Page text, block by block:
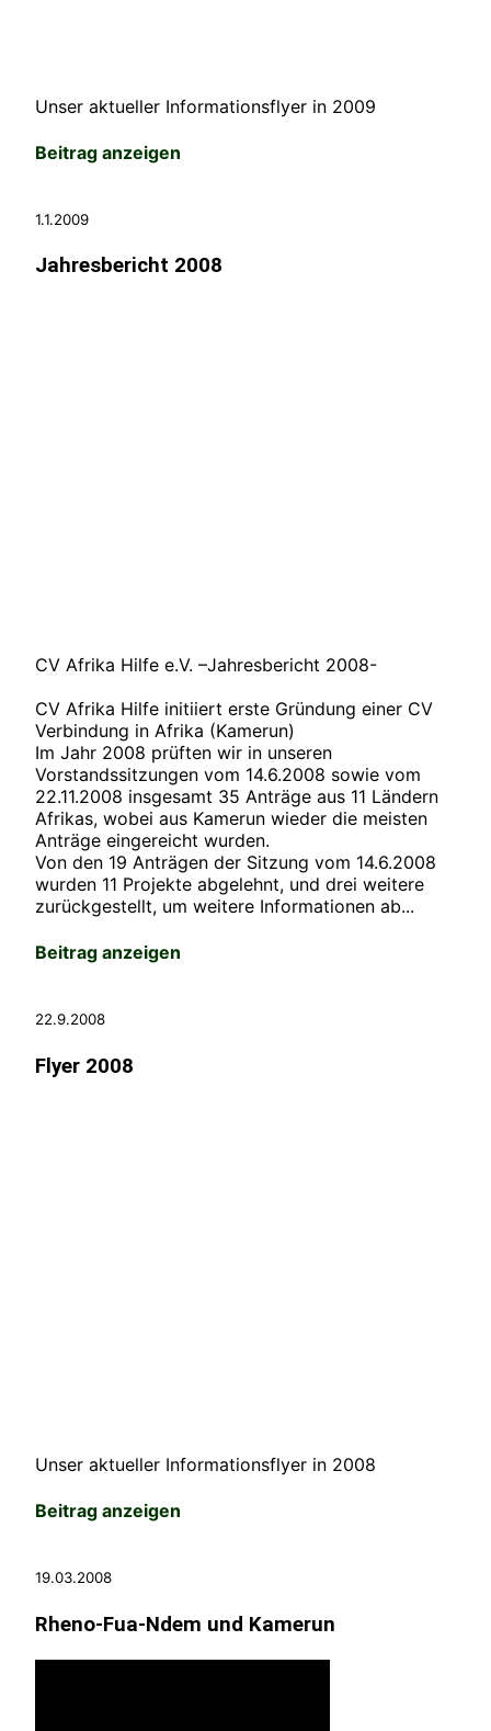
Unser aktueller Informationsflyer in 2009
Beitrag anzeigen
1.1.2009
Jahresbericht 2008
CV Afrika Hilfe e.V. –Jahresbericht 2008-
CV Afrika Hilfe initiiert erste Gründung einer CV
Verbindung in Afrika (Kamerun)
Im Jahr 2008 prüften wir in unseren
Vorstandssitzungen vom 14.6.2008 sowie vom
22.11.2008 insgesamt 35 Anträge aus 11 Ländern
Afrikas, wobei aus Kamerun wieder die meisten
Anträge eingereicht wurden.
Von den 19 Anträgen der Sitzung vom 14.6.2008
wurden 11 Projekte abgelehnt, und drei weitere
zurückgestellt, um weitere Informationen ab...
Beitrag anzeigen
22.9.2008
Flyer 2008
Unser aktueller Informationsflyer in 2008
Beitrag anzeigen
19.03.2008
Rheno-Fua-Ndem und Kamerun